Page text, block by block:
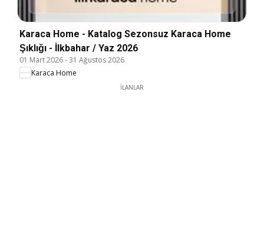
Karaca Home - Katalog Sezonsuz Karaca Home
Şıklığı - İlkbahar / Yaz 2026
01 Mart 2026-31 Ağustos 2026
Karaca Home
İLANLAR